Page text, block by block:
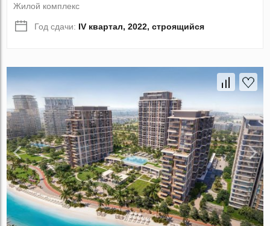
Жилой комплекс
Год сдачи: IV квартал, 2022, строящийся